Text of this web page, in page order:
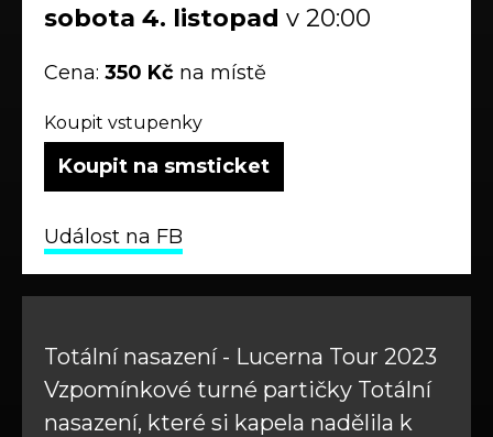
sobota 4. listopad v 20:00
Cena: 350 Kč na místě
Koupit vstupenky
Koupit na smsticket
Událost na FB
Totální nasazení - Lucerna Tour 2023
Vzpomínkové turné partičky Totální
nasazení, které si kapela nadělila k